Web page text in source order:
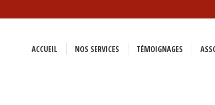
ACCUEIL NOS SERVICES TÉMOIGNAGES